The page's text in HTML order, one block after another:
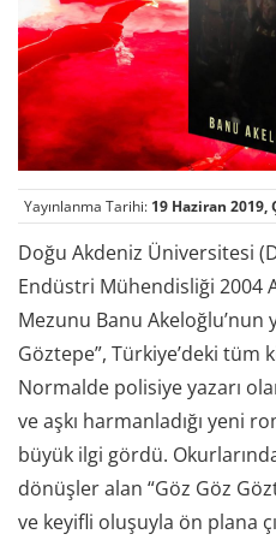
Yayınlanma Tarihi: 19 Haziran 2019,
Doğu Akdeniz Üniversitesi
Endüstri Mühendisliği 2004
Mezunu Banu Akeloğlu’nun
Göztepe”, Türkiye’deki tüm
Normalde polisiye yazarı
ve aşkı harmanladığı yeni
büyük ilgi gördü.
dönüşler alan “Göz Göz
ve keyifli oluşuyla ön plana